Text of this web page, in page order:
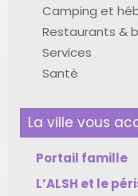
Camping et
Restaurants &
Services
Santé
La ville vous
Portail famille
L’ALSH et le